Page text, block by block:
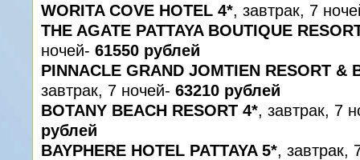
WORITA COVE HOTEL 4*, завтрак, 7
THE AGATE PATTAYA BOUTIQUE
ночей- 61550 рублей
PINNACLE GRAND JOMTIEN RESORT &
завтрак, 7 ночей- 63210 рублей
BOTANY BEACH RESORT 4*, завтрак, 7
рублей
BAYPHERE HOTEL PATTAYA 5*, завтрак,